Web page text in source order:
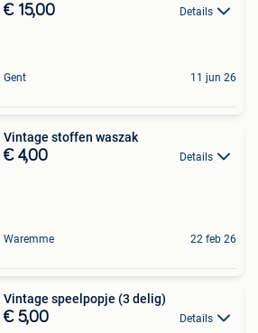
€ 15,00 Details
Gent 11 jun 26
Vintage stoffen waszak
€ 4,00 Details
Waremme 22 feb 26
Vintage speelpopje (3 delig)
€ 5,00 Details